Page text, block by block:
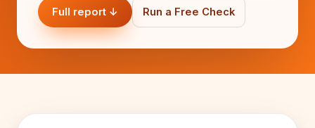
Full report ↓ Run a Free Check